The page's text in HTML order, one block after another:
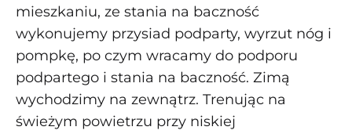
mieszkaniu, ze stania na baczność
wykonujemy przysiad podparty, wyrzut nóg i
pompkę, po czym wracamy do podporu
podpartego i stania na baczność. Zimą
wychodzimy na zewnątrz. Trenując na
świeżym powietrzu przy niskiej